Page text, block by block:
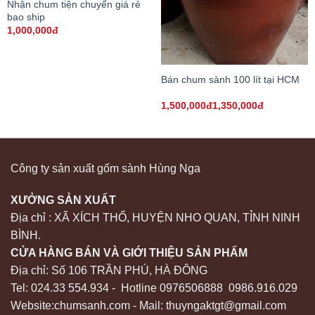
Nhận chum tiện chuyến giá rẻ
bao ship
1,000,000đ
Bán chum sành 100 lít tại HCM
1,500,000đ1,350,000đ
Công ty sản xuất gốm sành Hùng Nga
XƯỞNG SẢN XUẤT
Địa chỉ : XÃ XÍCH THỔ, HUYỆN NHO QUAN, TỈNH NINH
BÌNH.
CỬA HÀNG BÁN VÀ GIỚI THIỆU SẢN PHẨM
Địa chỉ: Số 106 TRẦN PHÚ, HÀ ĐÔNG
Tel: 024.33 554.934 - Hotline 0976506888 0986.916.029
Website:chumsanh.com - Mail: thuyngaktgt@gmail.com